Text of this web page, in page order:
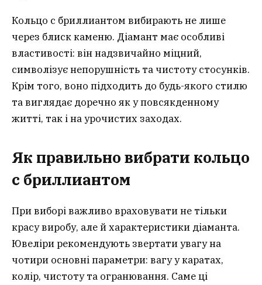
Кольцо с бриллиантом вибирають не лише
через блиск каменю. Діамант має особливі
властивості: він надзвичайно міцний,
символізує непорушність та чистоту стосунків.
Крім того, воно підходить до будь-якого стилю
та виглядає доречно як у повсякденному
житті, так і на урочистих заходах.
Як правильно вибрати кольцо
с бриллиантом
При виборі важливо враховувати не тільки
красу виробу, але й характеристики діаманта.
Ювеліри рекомендують звертати увагу на
чотири основні параметри: вагу у каратах,
колір, чистоту та огранювання. Саме ці